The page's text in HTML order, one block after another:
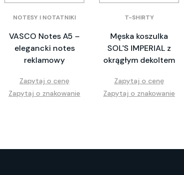
NOTESY I NOTATNIKI
VASCO Notes A5 –
elegancki notes
reklamowy
Zapytaj o cenę
Zapytaj o znakowanie
T-SHIRTY
Męska koszulka
SOL'S IMPERIAL z
okrągłym dekoltem
Zapytaj o cenę
Zapytaj o znakowanie